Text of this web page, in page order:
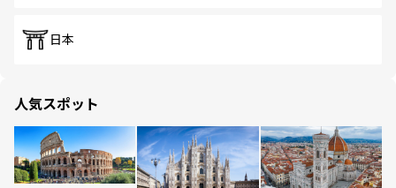
日本
人気スポット